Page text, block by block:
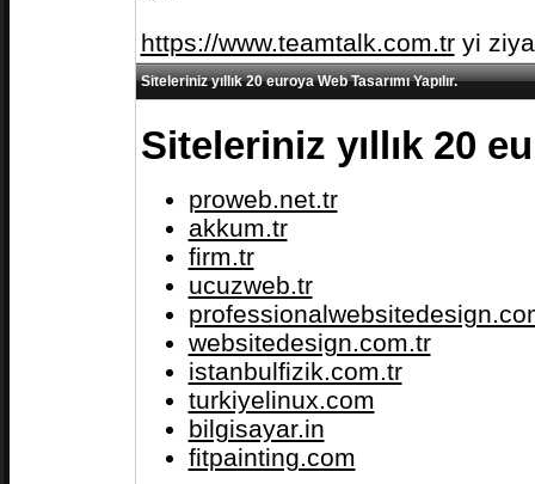
https://www.teamtalk.com.tryi
Siteleriniz yıllık 20 euroya Web Tasarımı Yapılır.
Siteleriniz yıllık 20
proweb.net.tr
akkum.tr
firm.tr
ucuzweb.tr
websitedesign.com.tr
istanbulfizik.com.tr
turkiyelinux.com
bilgisayar.in
fitpainting.com